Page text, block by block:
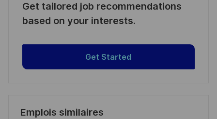
Get tailored job recommendations
based on your interests.
Get Started
Emplois similaires